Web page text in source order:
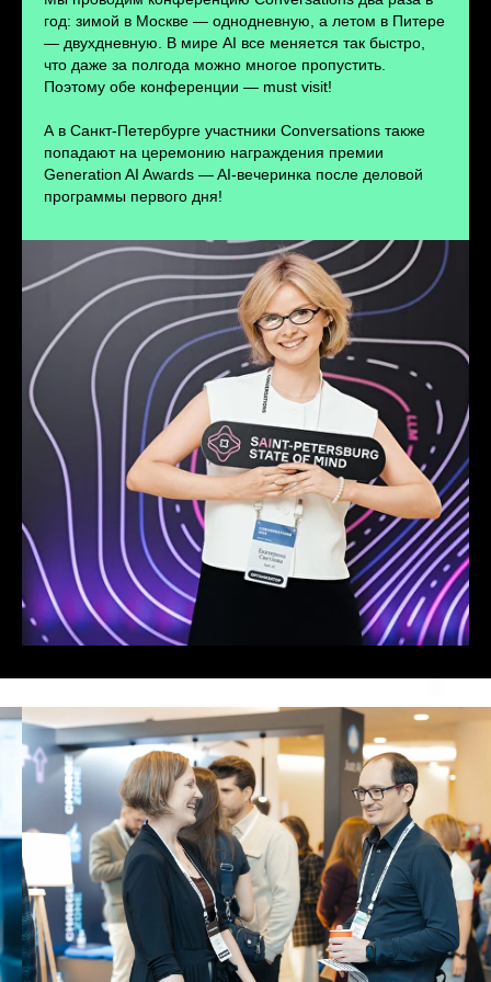
год: зимой в Москве — однодневную, а летом в Питере
— двухдневную. В мире AI все меняется так быстро,
что даже за полгода можно многое пропустить.
Поэтому обе конференции — must visit!
А в Санкт-Петербурге участники Conversations также
попадают на церемонию награждения премии
Generation AI Awards — AI-вечеринка после деловой
программы первого дня!
ПЕРЕЙТИ